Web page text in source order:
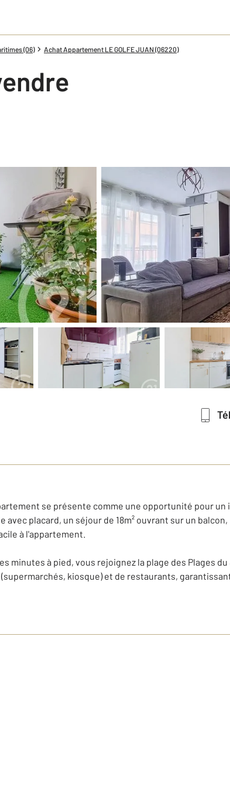
(06) Achat Appartement LE GOLFE JUAN (06220)
se présente comme une opportunité pour
placard, un séjour de 18m² ouvrant sur un
à l'appartement.
minutes à pied, vous rejoignez la plage des Plages
kiosque) et de restaurants,